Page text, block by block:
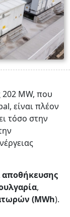
202 MW, που
είναι πλέον
τόσο στην
,
(MWh).